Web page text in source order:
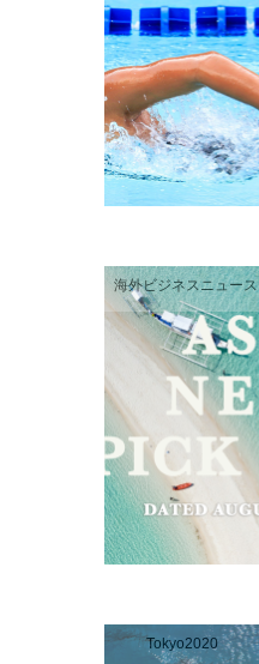
海外ビジネスニュース
Tokyo2020